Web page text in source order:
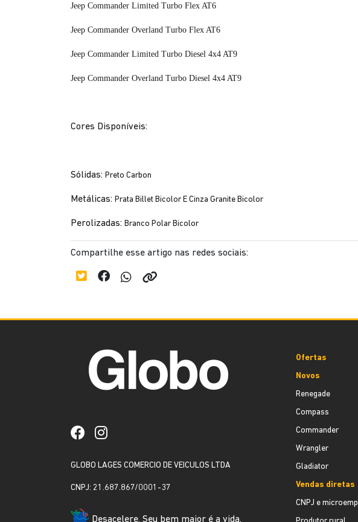
Jeep Commander Limited Turbo Flex AT6
Jeep Commander Overland Turbo Flex AT6
Jeep Commander Limited Turbo Diesel 4x4 AT9
Jeep Commander Overland Turbo Diesel 4x4 AT9
Cores Disponíveis:
Sólidas: Preto Carbon
Metálicas: Prata Billet Bicolor E Cinza Granite Bicolor
Perolizadas: Branco Polar Bicolor
Compartilhe esse artigo nas redes sociais:
GLOBO LAGES COMERCIO DE VEICULOS LTDA
CNPJ: 21.687.867/0001-37
Desacelere. Seu bem maior é a vida.
Ofertas
Novos
Renegade
Compass
Commander
Wrangler
Gladiator
Vendas diretas
CNPJ e